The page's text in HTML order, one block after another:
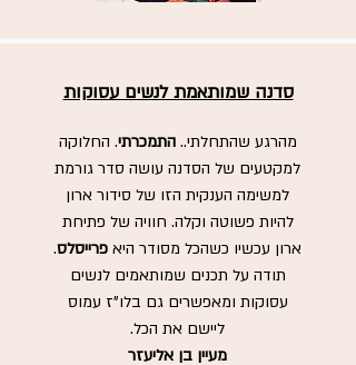
סדנה שמותאמת לנשים עסוקות
מהרגע שהתחלתי..התמכרתי. החלוקה
למקטעים של הסדנה עושה סדר גורמת
למשימה הענקית הזו של סידור ארון
להיות פשוטה וקלה. חוויה של פתיחת
ארון עכשיו כשהכל מסודר היא פרייסלס.
תודה על תכנים שמותאמים לנשים
עסוקות ומאפשרים גם בלו"ז עמוס
ליישם את הכל.
מעיין בן אליעזר